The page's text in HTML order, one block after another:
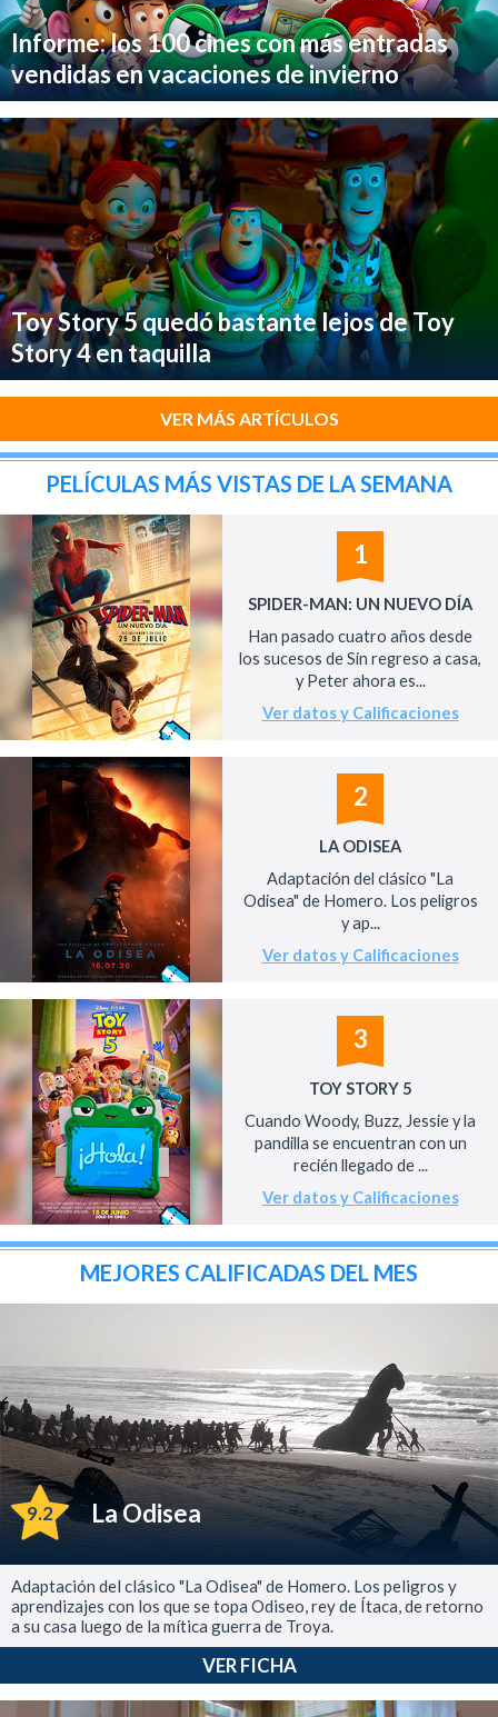
Informe: los 100 cines con más entradas
vendidas en vacaciones de invierno
Toy Story 5 quedó bastante lejos de Toy
Story 4 en taquilla
VER MÁS ARTÍCULOS
PELÍCULAS MÁS VISTAS DE LA SEMANA
1
SPIDER-MAN: UN NUEVO DÍA
Han pasado cuatro años desde
los sucesos de Sin regreso a casa,
y Peter ahora es...
Ver datos y Calificaciones
2
LA ODISEA
Adaptación del clásico "La
Odisea" de Homero. Los peligros
y ap...
Ver datos y Calificaciones
3
TOY STORY 5
Cuando Woody, Buzz, Jessie y la
pandilla se encuentran con un
recién llegado de ...
Ver datos y Calificaciones
MEJORES CALIFICADAS DEL MES
9.2 La Odisea
Adaptación del clásico "La Odisea" de Homero. Los peligros y
aprendizajes con los que se topa Odiseo, rey de Ítaca, de retorno
a su casa luego de la mítica guerra de Troya.
VER FICHA